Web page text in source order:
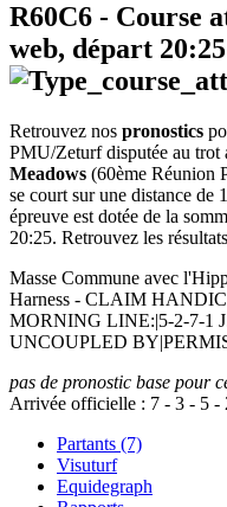
R60C6 - Course
web, départ 20:25
Retrouvez nos pronostics
PMU/Zeturf disputée au trot
Meadows (60ème Réunion
se court sur une distance de
épreuve est dotée de la
20:25. Retrouvez les
Masse Commune avec
Harness - CLAIM
MORNING LINE:|5-2-7-1
UNCOUPLED
pas de pronostic base pour
Arrivée officielle : 7 - 3 - 5 -
Partants (7)
Visuturf
Equidegraph